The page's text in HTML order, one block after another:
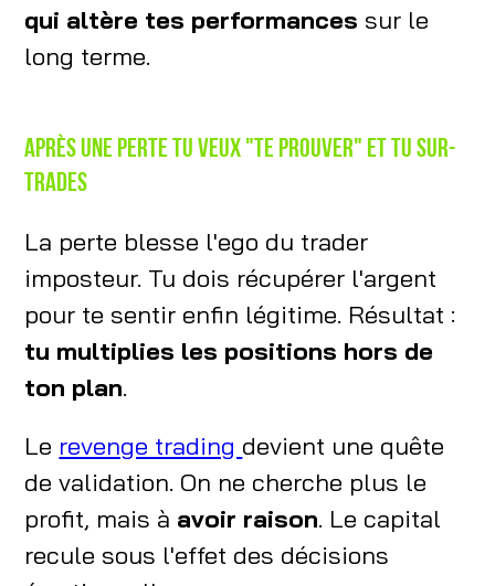
qui altère tes performances sur le
long terme.
Après une perte tu veux "te prouver" et tu sur-
trades
La perte blesse l'ego du trader
imposteur. Tu dois récupérer l'argent
pour te sentir enfin légitime. Résultat :
tu multiplies les positions hors de
ton plan.
Le revenge trading devient une quête
de validation. On ne cherche plus le
profit, mais à avoir raison. Le capital
recule sous l'effet des décisions